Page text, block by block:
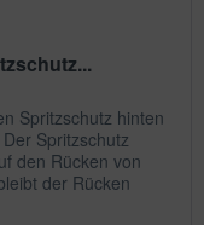
Spritzschutz hinten
Spritzschutz
den Rücken von
der Rücken